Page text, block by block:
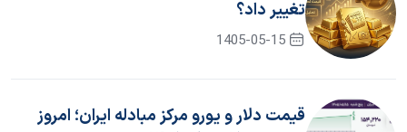
تغییر داد؟
1405-05-15
قیمت دلار و یورو مرکز مبادله ایران؛ امروز